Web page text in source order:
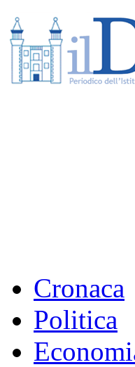
Cronaca
Politica